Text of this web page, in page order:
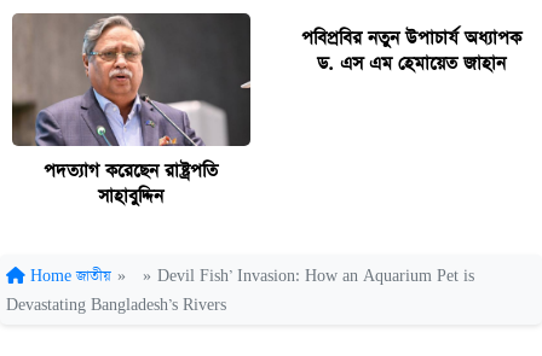
পদত্যাগ করেছেন রাষ্ট্রপতি
সাহাবুদ্দিন
পবিপ্রবির নতুন উপাচার্য অধ্যাপক
ড. এস এম হেমায়েত জাহান
Home জাতীয় » » Devil Fish’ Invasion: How an Aquarium Pet is
Devastating Bangladesh’s Rivers